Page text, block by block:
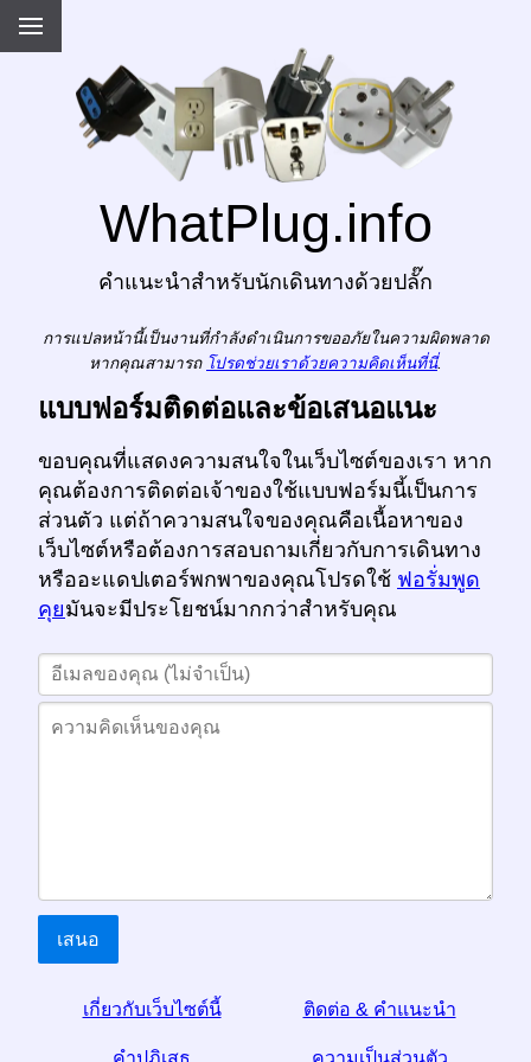
WhatPlug.info
คำแนะนำสำหรับนักเดินทางด้วยปลั๊ก
การแปลหน้านี้เป็นงานที่กำลังดำเนินการขออภัยในความผิดพลาด
หากคุณสามารถ โปรดช่วยเราด้วยความคิดเห็นที่นี่.
แบบฟอร์มติดต่อและข้อเสนอแนะ
ขอบคุณที่แสดงความสนใจในเว็บไซต์ของเรา หาก
คุณต้องการติดต่อเจ้าของใช้แบบฟอร์มนี้เป็นการ
ส่วนตัว แต่ถ้าความสนใจของคุณคือเนื้อหาของ
เว็บไซต์หรือต้องการสอบถามเกี่ยวกับการเดินทาง
หรืออะแดปเตอร์พกพาของคุณโปรดใช้ ฟอรั่มพูด
คุยมันจะมีประโยชน์มากกว่าสำหรับคุณ
เสนอ
เกี่ยวกับเว็บไซต์นี้ ติดต่อ & คำแนะนำ
คำปฏิเสธ ความเป็นส่วนตัว